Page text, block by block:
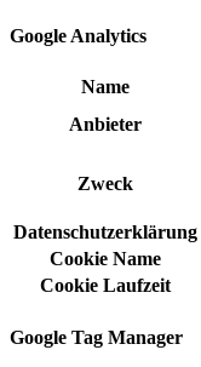
Google Analytics
Name
Anbieter
Zweck
Datenschutzerklärung
Cookie Name
Cookie Laufzeit
Google Tag Manager